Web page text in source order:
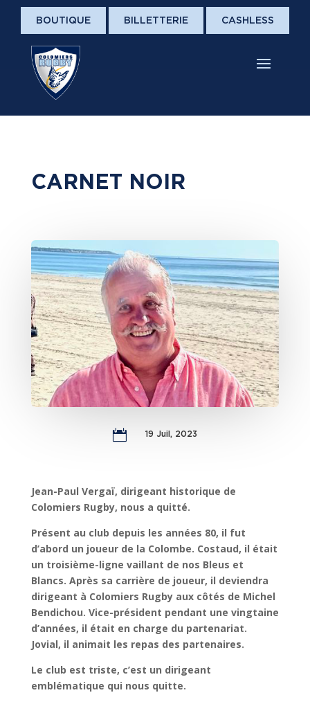
BOUTIQUE BILLETTERIE CASHLESS
CARNET NOIR
 19 Juil, 2023
Jean-Paul Vergaï, dirigeant historique de
Colomiers Rugby, nous a quitté.
Présent au club depuis les années 80, il fut
d’abord un joueur de la Colombe. Costaud, il était
un troisième-ligne vaillant de nos Bleus et
Blancs. Après sa carrière de joueur, il deviendra
dirigeant à Colomiers Rugby aux côtés de Michel
Bendichou. Vice-président pendant une vingtaine
d’années, il était en charge du partenariat.
Jovial, il animait les repas des partenaires.
Le club est triste, c’est un dirigeant
emblématique qui nous quitte.